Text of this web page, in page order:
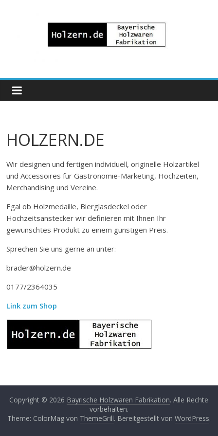
Bayrische
Holzwaren
Fabrikation
HOLZERN.DE
Wir designen und fertigen individuell, originelle Holzartikel
und Accessoires für Gastronomie-Marketing, Hochzeiten,
Merchandising und Vereine.
Egal ob Holzmedaille, Bierglasdeckel oder
Hochzeitsanstecker wir definieren mit Ihnen Ihr
gewünschtes Produkt zu einem günstigen Preis.
Sprechen Sie uns gerne an unter:
brader@holzern.de
0177/2364035
Link zum Shop
Copyright © 2026 Bayrische Holzwaren Fabrikation. Alle Rechte
vorbehalten.
Theme: ColorMag von ThemeGrill. Bereitgestellt von WordPress.